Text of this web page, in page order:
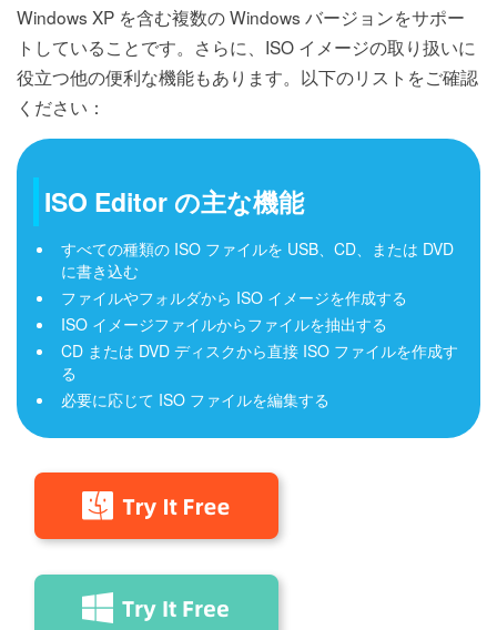
Windows XP を含む複数の Windows バージョンをサポー
トしていることです。さらに、ISO イメージの取り扱いに
役立つ他の便利な機能もあります。以下のリストをご確認
ください：
ISO Editor の主な機能
すべての種類の ISO ファイルを USB、CD、または DVD
に書き込む
ファイルやフォルダから ISO イメージを作成する
ISO イメージファイルからファイルを抽出する
CD または DVD ディスクから直接 ISO ファイルを作成す
る
必要に応じて ISO ファイルを編集する